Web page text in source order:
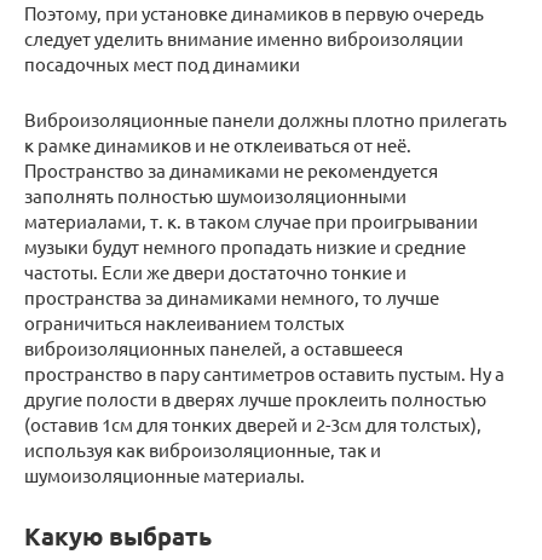
Поэтому, при установке динамиков в первую очередь
следует уделить внимание именно виброизоляции
посадочных мест под динамики
Виброизоляционные панели должны плотно прилегать
к рамке динамиков и не отклеиваться от неё.
Пространство за динамиками не рекомендуется
заполнять полностью шумоизоляционными
материалами, т. к. в таком случае при проигрывании
музыки будут немного пропадать низкие и средние
частоты. Если же двери достаточно тонкие и
пространства за динамиками немного, то лучше
ограничиться наклеиванием толстых
виброизоляционных панелей, а оставшееся
пространство в пару сантиметров оставить пустым. Ну а
другие полости в дверях лучше проклеить полностью
(оставив 1см для тонких дверей и 2-3см для толстых),
используя как виброизоляционные, так и
шумоизоляционные материалы.
Какую выбрать